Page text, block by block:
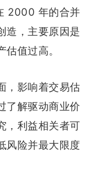
2000 年的合并
造，主要原因是
值过高。
，影响着交易估
了解驱动商业价
，利益相关者可
风险并最大限度